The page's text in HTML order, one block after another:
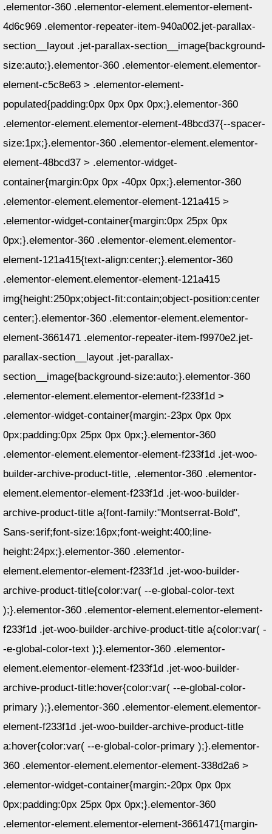
.elementor-360 .elementor-element.elementor-element-
4d6c969 .elementor-repeater-item-940a002.jet-parallax-
section__layout .jet-parallax-section__image{background-
size:auto;}.elementor-360 .elementor-element.elementor-
element-c5c8e63 > .elementor-element-
populated{padding:0px 0px 0px 0px;}.elementor-360
.elementor-element.elementor-element-48bcd37{--spacer-
size:1px;}.elementor-360 .elementor-element.elementor-
element-48bcd37 > .elementor-widget-
container{margin:0px 0px -40px 0px;}.elementor-360
.elementor-element.elementor-element-121a415 >
.elementor-widget-container{margin:0px 25px 0px
0px;}.elementor-360 .elementor-element.elementor-
element-121a415{text-align:center;}.elementor-360
.elementor-element.elementor-element-121a415
img{height:250px;object-fit:contain;object-position:center
center;}.elementor-360 .elementor-element.elementor-
element-3661471 .elementor-repeater-item-f9970e2.jet-
parallax-section__layout .jet-parallax-
section__image{background-size:auto;}.elementor-360
.elementor-element.elementor-element-f233f1d >
.elementor-widget-container{margin:-23px 0px 0px
0px;padding:0px 25px 0px 0px;}.elementor-360
.elementor-element.elementor-element-f233f1d .jet-woo-
builder-archive-product-title, .elementor-360 .elementor-
element.elementor-element-f233f1d .jet-woo-builder-
archive-product-title a{font-family:"Montserrat-Bold",
Sans-serif;font-size:16px;font-weight:400;line-
height:24px;}.elementor-360 .elementor-
element.elementor-element-f233f1d .jet-woo-builder-
archive-product-title{color:var( --e-global-color-text
);}.elementor-360 .elementor-element.elementor-element-
f233f1d .jet-woo-builder-archive-product-title a{color:var( -
-e-global-color-text );}.elementor-360 .elementor-
element.elementor-element-f233f1d .jet-woo-builder-
archive-product-title:hover{color:var( --e-global-color-
primary );}.elementor-360 .elementor-element.elementor-
element-f233f1d .jet-woo-builder-archive-product-title
a:hover{color:var( --e-global-color-primary );}.elementor-
360 .elementor-element.elementor-element-338d2a6 >
.elementor-widget-container{margin:-20px 0px 0px
0px;padding:0px 25px 0px 0px;}.elementor-360
.elementor-element.elementor-element-3661471{margin-